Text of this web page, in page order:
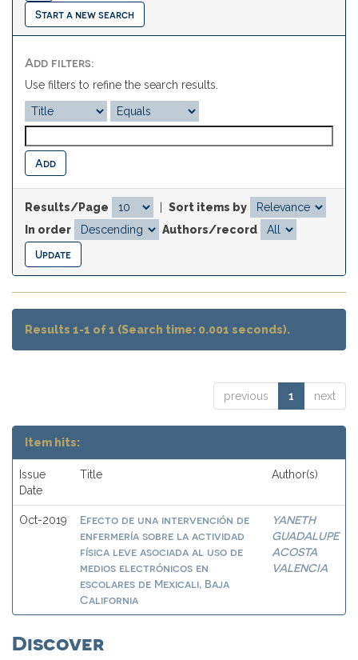
Start a new search
Add filters:
Use filters to refine the search results.
Results/Page
Sort items by
In order
Authors/record
Results 1-1 of 1 (Search time: 0.001 seconds).
previous 1 next
Item hits:
Issue
Date
Title Author(s)
Oct-2019
Efecto de una intervención de
enfermería sobre la actividad
física leve asociada al uso de
medios electrónicos en
escolares de Mexicali, Baja
California
YANETH
GUADALUPE
ACOSTA
VALENCIA
Discover